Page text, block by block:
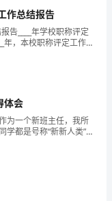
作总结报告
告____年学校职称评定
年，本校职称评定工作按
。在评定过程中，我们
格按照评审标
体会
为一个新班主任，我所
都是号称“新新人类”的
迥异的性格和人生观、价
学生进行知识传授